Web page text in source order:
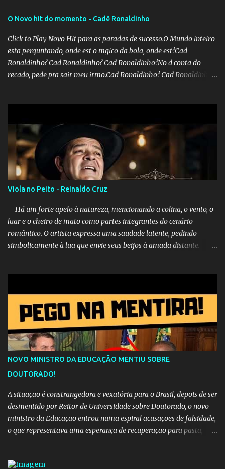
O Novo hit do momento - Cadê Ronaldinho
Click to Play Novo Hit para as paradas de sucesso.O Mundo inteiro
esta perguntando, onde est o mgico da bola, onde est?Cad
Ronaldinho? Cad Ronaldinho? Cad Ronaldinho?No d conta do
recado, pede pra sair meu irmo.Cad Ronaldinho? Cad Ronaldinho?
Viola no Peito - Reinaldo Cruz
Há um forte apelo à natureza, mencionando a colina, o vento, o
luar e o cheiro de mato como partes integrantes do cenário
romântico. O artista expressa uma saudade latente, pedindo
simbolicamente à lua que envie seus beijos à amada distante. A
que continuará esperando enquanto houver canções para entoar. A
obra conclui como uma promessa de fidelidade e esperança no
reencontro, unindo a tradição da viola com o sentimento universal
do amor. No geral, o vídeo apresenta uma narrativa lírica sobre a
persistência do afeto através do tempo e do espaço. YouTube
YouTube YouTube
NOVO MINISTRO DA EDUCAÇÃO MENTIU SOBRE
DOUTORADO!
A situação é constrangedora e vexatória para o Brasil, depois de ser
desmentido por Reitor de Universidade sobre Doutorado, o novo
ministro da Educação entrou numa espiral acusações de falsidade,
o que representava uma esperança de recuperação para pasta,
Educação é um dos mais importantes do governo, em um ano e